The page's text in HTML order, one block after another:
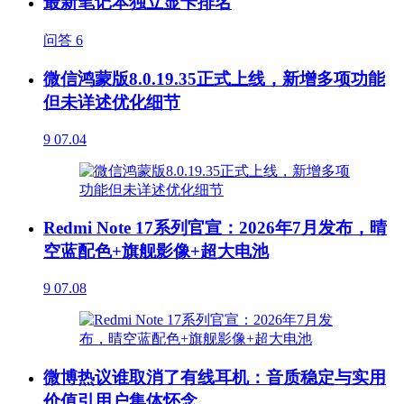
问答 6
微信鸿蒙版8.0.19.35正式上线，新增多项功能
但未详述优化细节
9 07.04
Redmi Note 17系列官宣：2026年7月发布，晴
空蓝配色+旗舰影像+超大电池
9 07.08
微博热议谁取消了有线耳机：音质稳定与实用